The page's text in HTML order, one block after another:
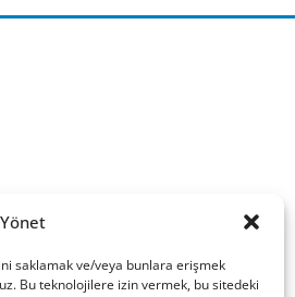
saklamak ve/veya bunlara erişmek
Bu teknolojilere izin vermek, bu sitedeki